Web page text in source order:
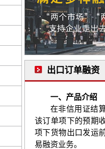
出口订单融资
一、产品介绍
在非信用证结
该订单项下的预期
项下货物出口发运
易融资业务。